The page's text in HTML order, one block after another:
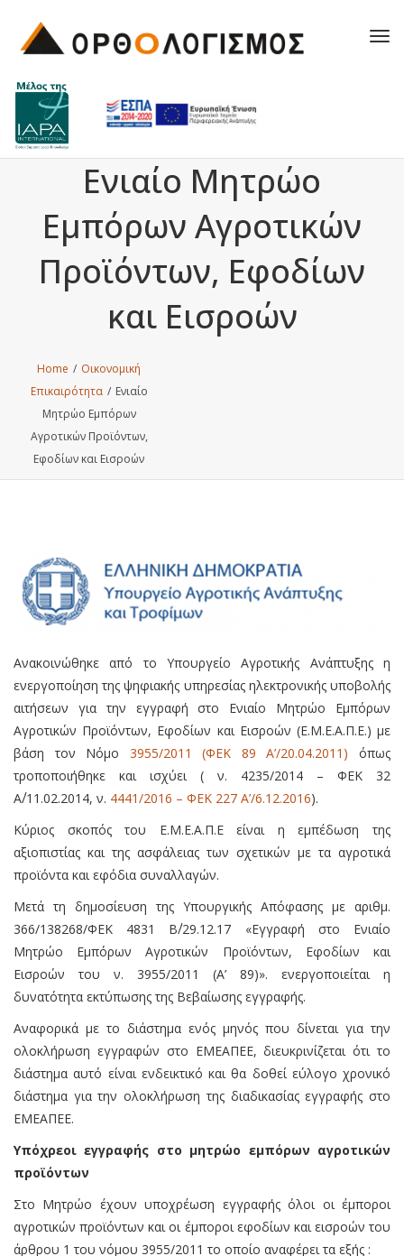
Ενιαίο Μητρώο
Εμπόρων Αγροτικών
Προϊόντων, Εφοδίων
και Εισροών
Home / Οικονομική
Επικαιρότητα / Ενιαίο
Μητρώο Εμπόρων
Αγροτικών Προϊόντων,
Εφοδίων και Εισροών
Ανακοινώθηκε από το Υπουργείο Αγροτικής Ανάπτυξης η
ενεργοποίηση της ψηφιακής υπηρεσίας ηλεκτρονικής υποβολής
αιτήσεων για την εγγραφή στο Ενιαίο Μητρώο Εμπόρων
Αγροτικών Προϊόντων, Εφοδίων και Εισροών (Ε.Μ.Ε.Α.Π.Ε.) με
βάση τον Νόμο 3955/2011 (ΦΕΚ 89 Α’/20.04.2011) όπως
τροποποιήθηκε και ισχύει ( ν. 4235/2014 – ΦΕΚ 32
Α΄/11.02.2014, ν. 4441/2016 – ΦΕΚ 227 Α’/6.12.2016).
Κύριος σκοπός του Ε.Μ.Ε.Α.Π.Ε είναι η εμπέδωση της
αξιοπιστίας και της ασφάλειας των σχετικών με τα αγροτικά
προϊόντα και εφόδια συναλλαγών.
Μετά τη δημοσίευση της Υπουργικής Απόφασης με αριθμ.
366/138268/ΦΕΚ 4831 Β΄/29.12.17 «Εγγραφή στο Ενιαίο
Μητρώο Εμπόρων Αγροτικών Προϊόντων, Εφοδίων και
Εισροών του ν. 3955/2011 (Α’ 89)». ενεργοποιείται η
δυνατότητα εκτύπωσης της Βεβαίωσης εγγραφής.
Αναφορικά με το διάστημα ενός μηνός που δίνεται για την
ολοκλήρωση εγγραφών στο ΕΜΕΑΠΕΕ, διευκρινίζεται ότι το
διάστημα αυτό είναι ενδεικτικό και θα δοθεί εύλογο χρονικό
διάστημα για την ολοκλήρωση της διαδικασίας εγγραφής στο
ΕΜΕΑΠΕΕ.
Υπόχρεοι εγγραφής στο μητρώο εμπόρων αγροτικών
προϊόντων
Στο Μητρώο έχουν υποχρέωση εγγραφής όλοι οι έμποροι
αγροτικών προϊόντων και οι έμποροι εφοδίων και εισροών του
άρθρου 1 του νόμου 3955/2011 το οποίο αναφέρει τα εξής :